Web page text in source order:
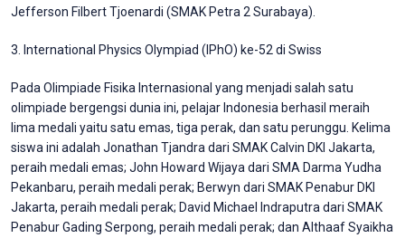
Jefferson Filbert Tjoenardi (SMAK Petra 2 Surabaya).
3. International Physics Olympiad (IPhO) ke-52 di Swiss
Pada Olimpiade Fisika Internasional yang menjadi salah satu
olimpiade bergengsi dunia ini, pelajar Indonesia berhasil meraih
lima medali yaitu satu emas, tiga perak, dan satu perunggu. Kelima
siswa ini adalah Jonathan Tjandra dari SMAK Calvin DKI Jakarta,
peraih medali emas; John Howard Wijaya dari SMA Darma Yudha
Pekanbaru, peraih medali perak; Berwyn dari SMAK Penabur DKI
Jakarta, peraih medali perak; David Michael Indraputra dari SMAK
Penabur Gading Serpong, peraih medali perak; dan Althaaf Syaikha